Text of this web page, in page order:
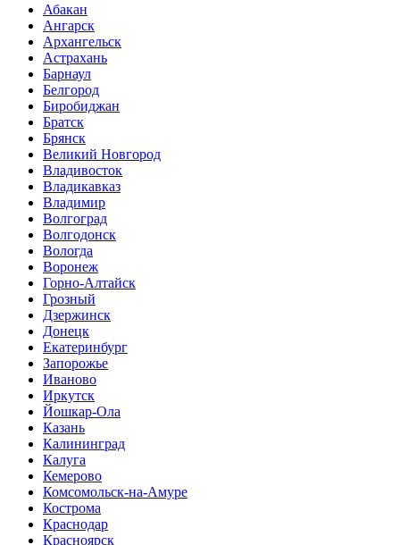
Абакан
Ангарск
Архангельск
Астрахань
Барнаул
Белгород
Биробиджан
Братск
Брянск
Великий Новгород
Владивосток
Владикавказ
Владимир
Волгоград
Волгодонск
Вологда
Воронеж
Горно-Алтайск
Грозный
Дзержинск
Донецк
Екатеринбург
Запорожье
Иваново
Иркутск
Йошкар-Ола
Казань
Калининград
Калуга
Кемерово
Комсомольск-на-Амуре
Кострома
Краснодар
Красноярск